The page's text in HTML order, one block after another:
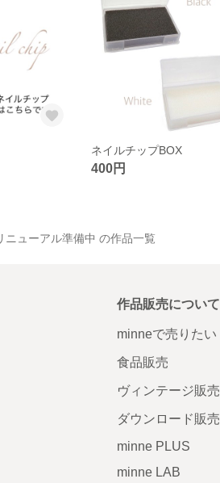
ネイルチップBOX
400円
ニューアル準備中 の作品一覧
作品販売について
minneで売りたい
食品販売
ヴィンテージ販売
ダウンロード販売
minne PLUS
minne LAB